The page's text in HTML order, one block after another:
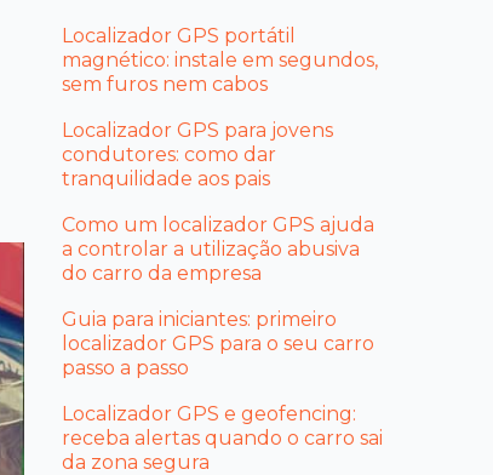
Localizador GPS portátil
magnético: instale em segundos,
sem furos nem cabos
Localizador GPS para jovens
condutores: como dar
tranquilidade aos pais
Como um localizador GPS ajuda
a controlar a utilização abusiva
do carro da empresa
Guia para iniciantes: primeiro
localizador GPS para o seu carro
passo a passo
Localizador GPS e geofencing:
receba alertas quando o carro sai
da zona segura